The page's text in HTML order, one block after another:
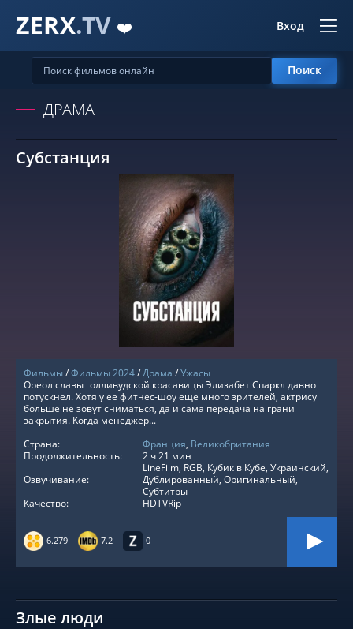
ZERX.TV ❤️ Вход
Поиск
ДРАМА
Субстанция
СМОТРЕТЬ ОНЛАЙН
Фильмы/Фильмы 2024/Драма /Ужасы
6.279 7.2 0
Ореол славы голливудской красавицы Элизабет Спаркл давно
потускнел. Хотя у ее фитнес-шоу еще много зрителей, актрису
больше не зовут сниматься, да и сама передача на грани
закрытия. Когда менеджер...
Страна:
Франция, Великобритания
Продолжительность:
2 ч 21 мин
Озвучивание:
LineFilm, RGB, Кубик в Кубе, Украинский,
Дублированный, Оригинальный,
Субтитры
Качество:
HDTVRip
Злые люди